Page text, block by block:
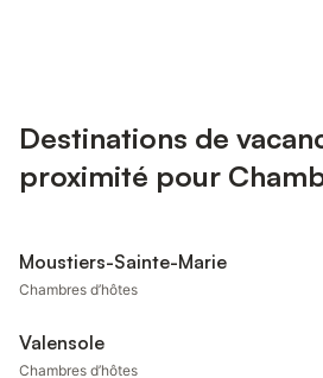
Destinations de
proximité pour
Moustiers-Sainte-Marie
Chambres d’hôtes
Valensole
Chambres d’hôtes